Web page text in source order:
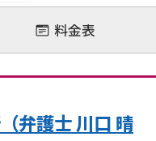
離婚裁判
モラハラ
熟年離婚
料金表
弁護士 川口 晴